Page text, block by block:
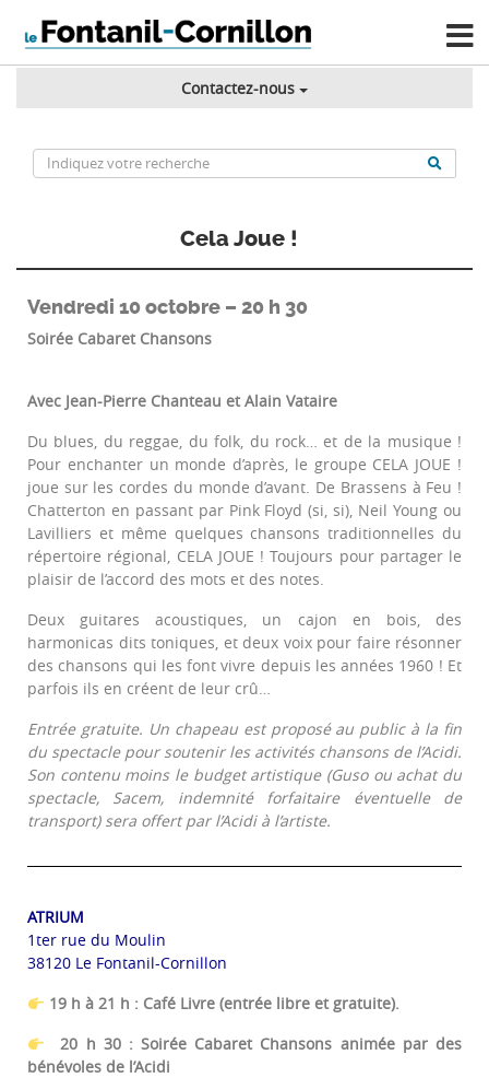
Contactez-nous
Cela Joue !
Vendredi 10 octobre – 20 h 30
Soirée Cabaret Chansons
Avec Jean-Pierre Chanteau et Alain Vataire
Du blues, du reggae, du folk, du rock… et de la musique !
Pour enchanter un monde d’après, le groupe CELA JOUE !
joue sur les cordes du monde d’avant. De Brassens à Feu !
Chatterton en passant par Pink Floyd (si, si), Neil Young ou
Lavilliers et même quelques chansons traditionnelles du
répertoire régional, CELA JOUE ! Toujours pour partager le
plaisir de l’accord des mots et des notes.
Deux guitares acoustiques, un cajon en bois, des
harmonicas dits toniques, et deux voix pour faire résonner
des chansons qui les font vivre depuis les années 1960 ! Et
parfois ils en créent de leur crû…
Entrée gratuite. Un chapeau est proposé au public à la fin
du spectacle pour soutenir les activités chansons de l’Acidi.
Son contenu moins le budget artistique (Guso ou achat du
spectacle, Sacem, indemnité forfaitaire éventuelle de
transport) sera offert par l’Acidi à l’artiste.
ATRIUM
1ter rue du Moulin
38120 Le Fontanil-Cornillon
19 h à 21 h : Café Livre (entrée libre et gratuite).
20 h 30 : Soirée Cabaret Chansons animée par des
bénévoles de l’Acidi